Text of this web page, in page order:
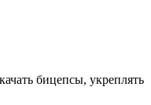
бицепсы, укреплять